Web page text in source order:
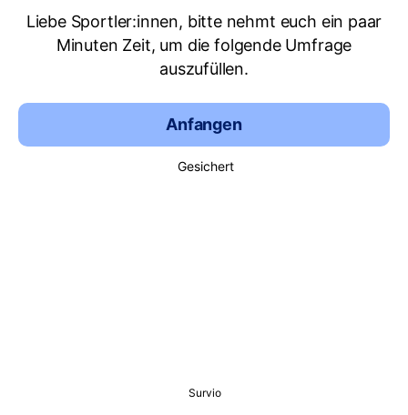
Liebe Sportler:innen, bitte nehmt euch ein paar
Minuten Zeit, um die folgende Umfrage
auszufüllen.
Anfangen
Gesichert
Survio